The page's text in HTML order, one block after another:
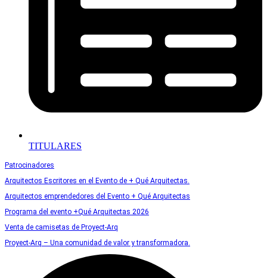
TITULARES
Patrocinadores
Arquitectos Escritores en el Evento de + Qué Arquitectas.
Arquitectos emprendedores del Evento + Qué Arquitectas
Programa del evento +Qué Arquitectas 2026
Venta de camisetas de Proyect-Arq
Proyect-Arq – Una comunidad de valor y transformadora.